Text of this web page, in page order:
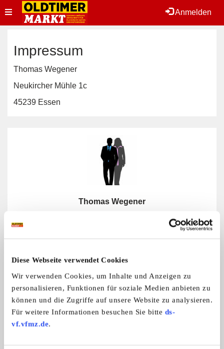
Diese Webseite verwendet Cookies
Wir verwenden Cookies, um Inhalte und Anzeigen zu
personalisieren, Funktionen für soziale Medien anbieten zu
können und die Zugriffe auf unsere Website zu analysieren.
Für weitere Informationen besuchen Sie bitte ds-
vf.vfmz.de.
Anmelden
Toggle
Impressum
Thomas Wegener
Neukircher Mühle 1c
45239 Essen
Thomas Wegener
23.06.2026
Impressum
Unsere Seite empfehlen